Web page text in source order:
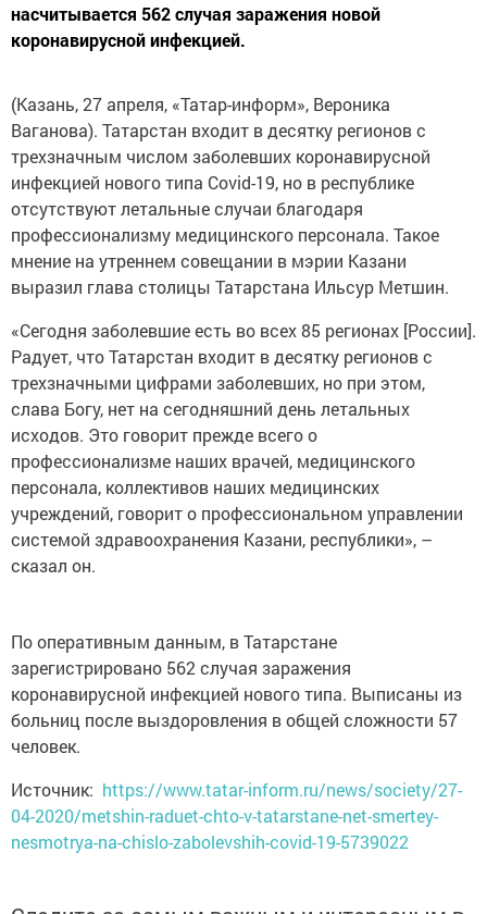
насчитывается 562 случая заражения новой
коронавирусной инфекцией.
(Казань, 27 апреля, «Татар-информ», Вероника
Ваганова). Татарстан входит в десятку регионов с
трехзначным числом заболевших коронавирусной
инфекцией нового типа Covid-19, но в республике
отсутствуют летальные случаи благодаря
профессионализму медицинского персонала. Такое
мнение на утреннем совещании в мэрии Казани
выразил глава столицы Татарстана Ильсур Метшин.
«Сегодня заболевшие есть во всех 85 регионах [России].
Радует, что Татарстан входит в десятку регионов с
трехзначными цифрами заболевших, но при этом,
слава Богу, нет на сегодняшний день летальных
исходов. Это говорит прежде всего о
профессионализме наших врачей, медицинского
персонала, коллективов наших медицинских
учреждений, говорит о профессиональном управлении
системой здравоохранения Казани, республики», –
сказал он.
По оперативным данным, в Татарстане
зарегистрировано 562 случая заражения
коронавирусной инфекцией нового типа. Выписаны из
больниц после выздоровления в общей сложности 57
человек.
Источник: https://www.tatar-inform.ru/news/society/27-
04-2020/metshin-raduet-chto-v-tatarstane-net-smertey-
nesmotrya-na-chislo-zabolevshih-covid-19-5739022